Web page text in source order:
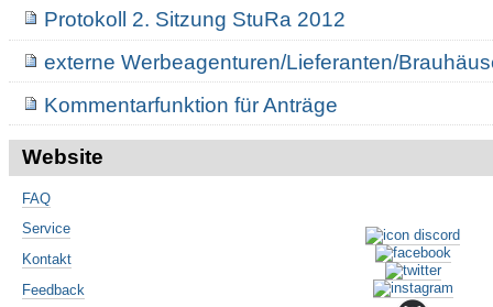
Protokoll 2. Sitzung StuRa 2012
externe Werbeagenturen/Lieferanten/
Kommentarfunktion für Anträge
Website
FAQ
Service
Kontakt
Feedback